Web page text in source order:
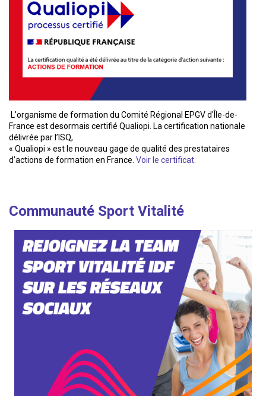
L'organisme de formation du Comité Régional EPGV d'Île-de-
France est desormais certifié Qualiopi. La certification nationale
délivrée par l’ISQ,
« Qualiopi » est le nouveau gage de qualité des prestataires
d’actions de formation en France. Voir le certificat.
Communauté Sport Vitalité